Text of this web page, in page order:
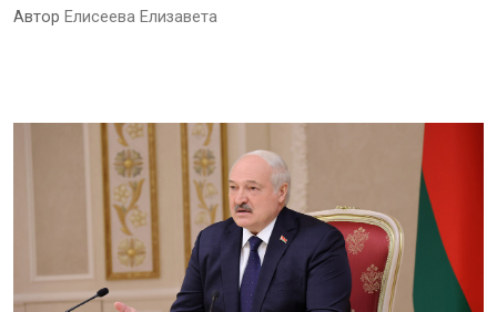
Автор Елисеева Елизавета